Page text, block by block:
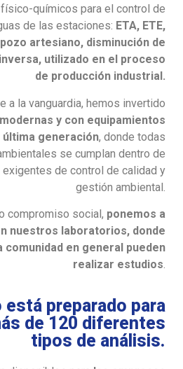
químicos para el control de
de las estaciones: ETA, ETE,
pozo artesiano, disminución de
utilizado en el proceso
de producción industrial.
a la vanguardia, hemos invertido
y con equipamientos
generación, donde todas
se cumplan dentro de
de control de calidad y
gestión ambiental.
compromiso social, ponemos a
nuestros laboratorios, donde
comunidad en general pueden
realizar estudios.
está preparado para
de 120 diferentes
tipos de análisis.